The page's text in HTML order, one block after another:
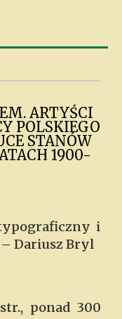
ARTYŚCI
POLSKIEGO
STANÓW
1900-
i
– Dariusz Bryl
ponad 300